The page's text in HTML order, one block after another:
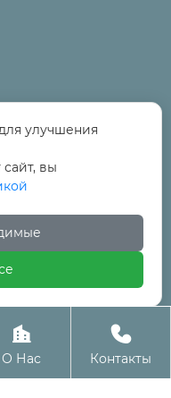
и
район
Хунлу Пищевой

О Нас

Контакты
улучшения
вы